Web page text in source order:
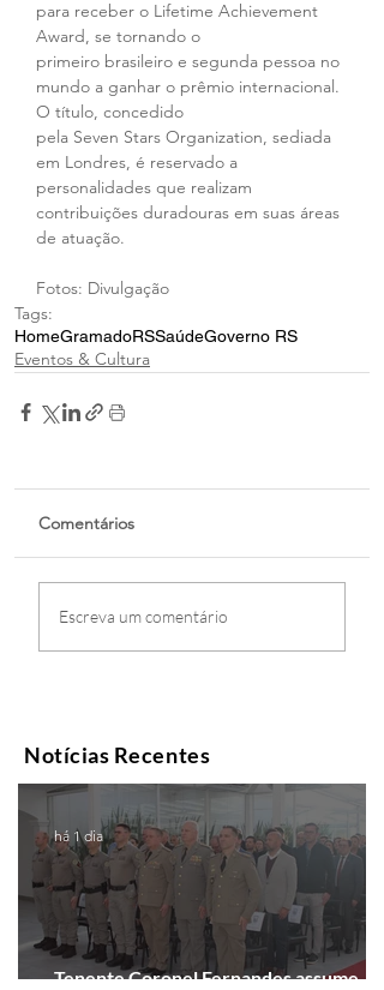
para receber o Lifetime Achievement
Award, se tornando o
primeiro brasileiro e segunda pessoa no
mundo a ganhar o prêmio internacional.
O título, concedido
pela Seven Stars Organization, sediada
em Londres, é reservado a
personalidades que realizam
contribuições duradouras em suas áreas
de atuação.
Fotos: Divulgação
Tags:
HomeGramadoRSSaúdeGoverno RS
Eventos & Cultura
Comentários
Escreva um comentário
Notícias Recentes
Tenente Coronel Fernandes assume
há 1 dia